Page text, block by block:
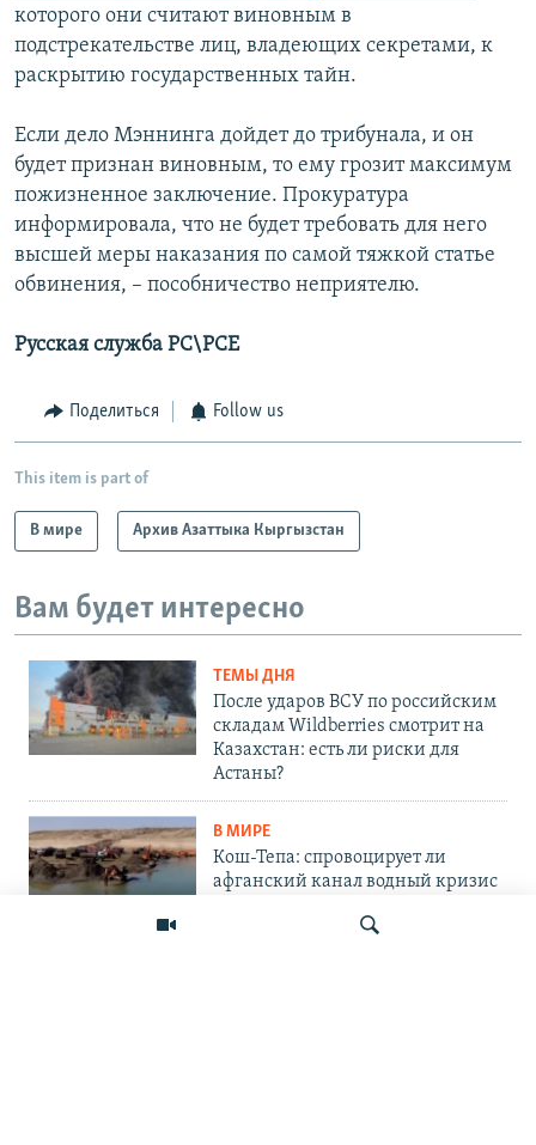
которого они считают виновным в
подстрекательстве лиц, владеющих секретами, к
раскрытию государственных тайн.
Если дело Мэннинга дойдет до трибунала, и он
будет признан виновным, то ему грозит максимум
пожизненное заключение. Прокуратура
информировала, что не будет требовать для него
высшей меры наказания по самой тяжкой статье
обвинения, – пособничество неприятелю.
Русская служба РС\РСЕ
Поделиться Follow us
This item is part of
В мире Архив Азаттыка Кыргызстан
Вам будет интересно
ТЕМЫ ДНЯ
После ударов ВСУ по российским
складам Wildberries смотрит на
Казахстан: есть ли риски для
Астаны?
В МИРЕ
Кош-Тепа: спровоцирует ли
афганский канал водный кризис